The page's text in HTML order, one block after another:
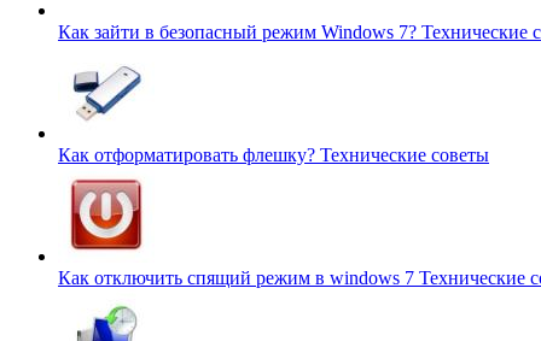
Как зайти в безопасный режим Windows 7? Технические
Как отформатировать флешку? Технические советы
Как отключить спящий режим в windows 7 Технические